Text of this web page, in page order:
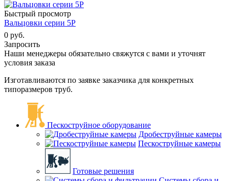
Быстрый просмотр
Вальцовки серии 5Р
0 руб.
Запросить
Наши менеджеры обязательно свяжутся с вами и уточнят
условия заказа
Изготавливаются по заявке заказчика для конкретных
типоразмеров труб.
Пескоструйное оборудование
Дробеструйные камеры
Пескоструйные камеры
Готовые решения